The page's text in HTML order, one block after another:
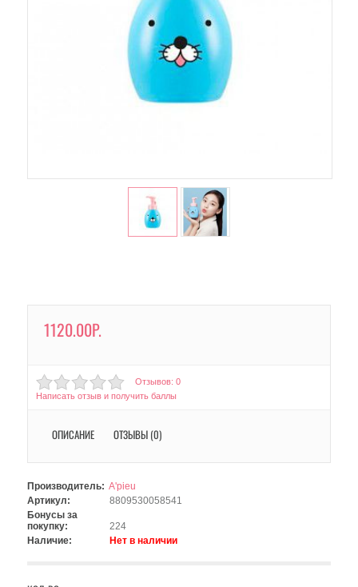
1120.00Р.
Отзывов: 0
Написать отзыв и получить баллы
ОПИСАНИЕ ОТЗЫВЫ (0)
Производитель: A'pieu
Артикул:
8809530058541
Бонусы за
покупку:
224
Наличие:
Нет в наличии